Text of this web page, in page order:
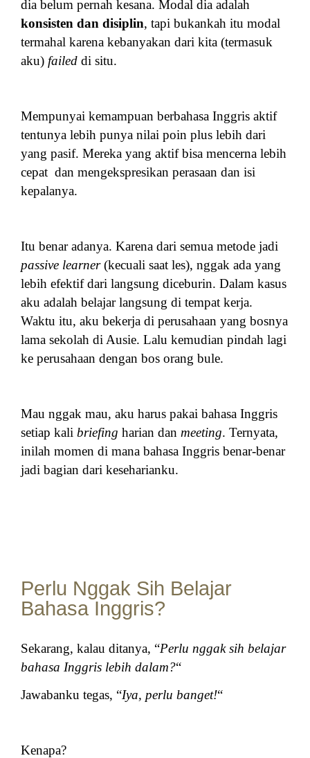
dia belum pernah kesana. Modal dia adalah
konsisten dan disiplin, tapi bukankah itu modal
termahal karena kebanyakan dari kita (termasuk
aku) failed di situ.
Mempunyai kemampuan berbahasa Inggris aktif
tentunya lebih punya nilai poin plus lebih dari
yang pasif. Mereka yang aktif bisa mencerna lebih
cepat dan mengekspresikan perasaan dan isi
kepalanya.
Itu benar adanya. Karena dari semua metode jadi
passive learner(kecuali saat les), nggak ada yang
lebih efektif dari langsung diceburin. Dalam kasus
aku adalah belajar langsung di tempat kerja.
Waktu itu, aku bekerja di perusahaan yang bosnya
lama sekolah di Ausie. Lalu kemudian pindah lagi
ke perusahaan dengan bos orang bule.
Mau nggak mau, aku harus pakai bahasa Inggris
setiap kali briefing harian dan meeting. Ternyata,
inilah momen di mana bahasa Inggris benar-benar
jadi bagian dari keseharianku.
Perlu Nggak Sih Belajar
Bahasa Inggris?
Sekarang, kalau ditanya, “Perlu nggak sih belajar
bahasa Inggris lebih dalam?“
Jawabanku tegas, “Iya, perlu banget!“
Kenapa?